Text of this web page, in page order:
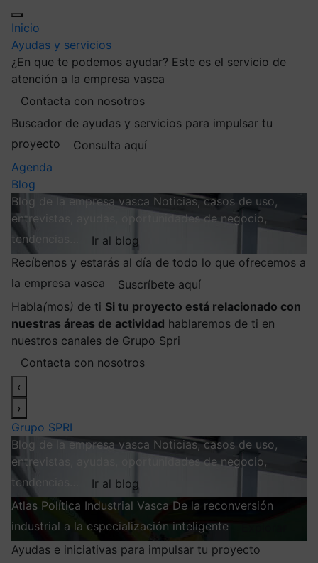
Inicio
Ayudas y servicios
¿En que te podemos ayudar? Este es el servicio de
atención a la empresa vasca
Contacta con nosotros
Buscador de ayudas y servicios para impulsar tu
proyecto
Consulta aquí
Agenda
Blog
Blog de la empresa vasca Noticias, casos de uso,
entrevistas, ayudas, oportunidades de negocio,
tendencias…
Ir al blog
Recíbenos y estarás al día de todo lo que ofrecemos a
la empresa vasca
Suscríbete aquí
Habla(mos) de ti Si tu proyecto está relacionado con
nuestras áreas de actividad hablaremos de ti en
nuestros canales de Grupo Spri
Contacta con nosotros
‹
›
Grupo SPRI
Blog de la empresa vasca Noticias, casos de uso,
entrevistas, ayudas, oportunidades de negocio,
tendencias…
Ir al blog
Atlas Política Industrial Vasca De la reconversión
industrial a la especialización inteligente
Ayudas e iniciativas para impulsar tu proyecto